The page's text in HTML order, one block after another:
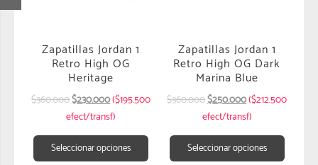
Zapatillas Jordan 1
Retro High OG
Heritage
$360.000$230.000($195.500
efect/transf)
Seleccionar opciones
Zapatillas Jordan 1
Retro High OG Dark
Marina Blue
$360.000$250.000($212.500
efect/transf)
Seleccionar opciones